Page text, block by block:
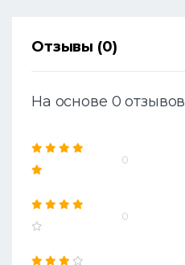
Отзывы (0)
На основе 0 отзывов
0
0